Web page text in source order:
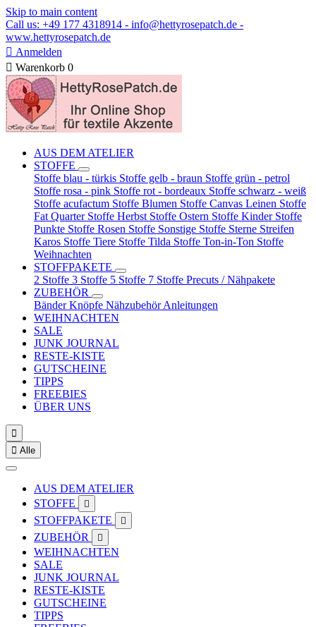
Skip to main content
Call us: +49 177 4318914 - info@hettyrosepatch.de -
www.hettyrosepatch.de
 Anmelden
 Warenkorb 0
AUS DEM ATELIER
STOFFE
Stoffe blau - türkis Stoffe gelb - braun Stoffe grün - petrol
Stoffe rosa - pink Stoffe rot - bordeaux Stoffe schwarz - weiß
Stoffe acufactum Stoffe Blumen Stoffe Canvas Leinen Stoffe
Fat Quarter Stoffe Herbst Stoffe Ostern Stoffe Kinder Stoffe
Punkte Stoffe Rosen Stoffe Sonstige Stoffe Sterne Streifen
Karos Stoffe Tiere Stoffe Tilda Stoffe Ton-in-Ton Stoffe
Weihnachten
STOFFPAKETE
2 Stoffe 3 Stoffe 5 Stoffe 7 Stoffe Precuts / Nähpakete
ZUBEHÖR
BänderKnöpfe NähzubehörAnleitungen
WEIHNACHTEN
SALE
JUNK JOURNAL
RESTE-KISTE
GUTSCHEINE
TIPPS
FREEBIES
ÜBER UNS

 Alle
AUS DEM ATELIER
STOFFE

STOFFPAKETE 
ZUBEHÖR 
WEIHNACHTEN
SALE
JUNK JOURNAL
RESTE-KISTE
GUTSCHEINE
TIPPS